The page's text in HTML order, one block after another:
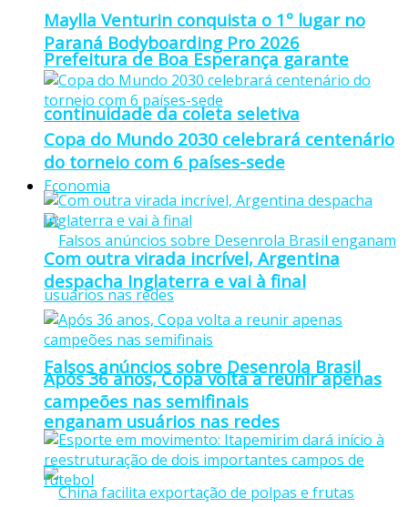
Prefeitura de Boa Esperança garante
continuidade da coleta seletiva
Economia
Falsos anúncios sobre Desenrola Brasil
enganam usuários nas redes
Maylla Venturin conquista o 1º lugar no
Paraná Bodyboarding Pro 2026
Copa do Mundo 2030 celebrará centenário
do torneio com 6 países-sede
Com outra virada incrível, Argentina
despacha Inglaterra e vai à final
Após 36 anos, Copa volta a reunir apenas
campeões nas semifinais